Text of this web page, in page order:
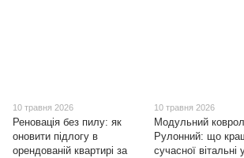
10 травня 2026
Реновація без пилу: як
оновити підлогу в
орендованій квартирі за
10 травня 2026
Модульний
Рулонний: що
сучасної вітальні